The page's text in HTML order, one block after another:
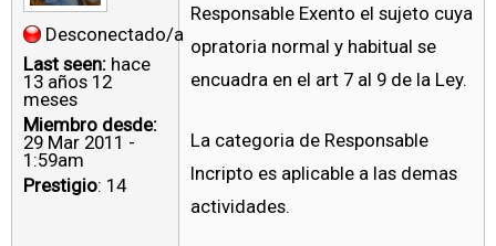
Desconectado/a
Last seen: hace
13 años 12
meses
Miembro desde:
29 Mar 2011 -
1:59am
Prestigio: 14
Responsable Exento el sujeto cuya
opratoria normal y habitual se
encuadra en el art 7 al 9 de la Ley.
La categoria de Responsable
Incripto es aplicable a las demas
actividades.